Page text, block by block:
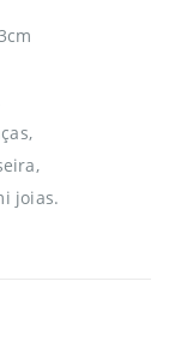
joias.